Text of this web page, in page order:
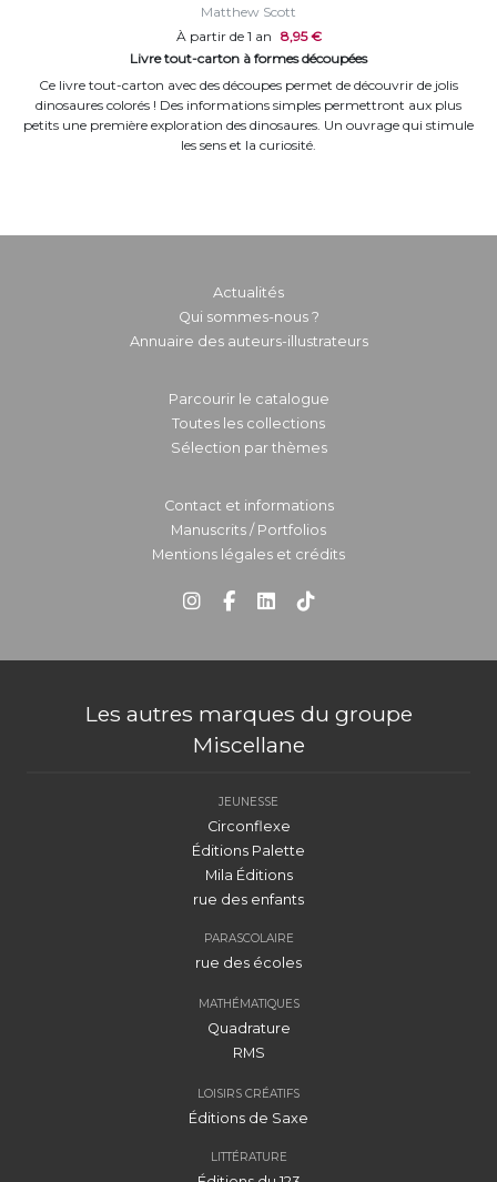
Matthew Scott
À partir de 1 an 8,95 €
Livre tout-carton à formes découpées
Ce livre tout-carton avec des découpes permet de découvrir de jolis
dinosaures colorés ! Des informations simples permettront aux plus
petits une première exploration des dinosaures. Un ouvrage qui stimule
les sens et la curiosité.
Actualités
Qui sommes-nous ?
Annuaire des auteurs-illustrateurs
Parcourir le catalogue
Toutes les collections
Sélection par thèmes
Contact et informations
Manuscrits / Portfolios
Mentions légales et crédits
Les autres marques du groupe
Miscellane
JEUNESSE
Circonflexe
Éditions Palette
Mila Éditions
rue des enfants
PARASCOLAIRE
rue des écoles
MATHÉMATIQUES
Quadrature
RMS
LOISIRS CRÉATIFS
Éditions de Saxe
LITTÉRATURE